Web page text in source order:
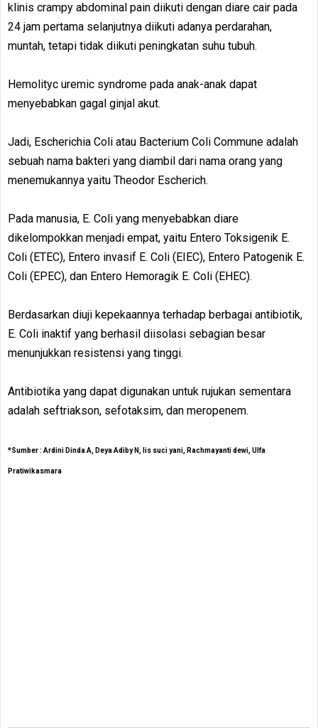
klinis crampy abdominal pain diikuti dengan diare cair pada
24 jam pertama selanjutnya diikuti adanya perdarahan,
muntah, tetapi tidak diikuti peningkatan suhu tubuh.
Hemolityc uremic syndrome pada anak-anak dapat
menyebabkan gagal ginjal akut.
Jadi, Escherichia Coli atau Bacterium Coli Commune adalah
sebuah nama bakteri yang diambil dari nama orang yang
menemukannya yaitu Theodor Escherich.
Pada manusia, E. Coli yang menyebabkan diare
dikelompokkan menjadi empat, yaitu Entero Toksigenik E.
Coli (ETEC), Entero invasif E. Coli (EIEC), Entero Patogenik E.
Coli (EPEC), dan Entero Hemoragik E. Coli (EHEC).
Berdasarkan diuji kepekaannya terhadap berbagai antibiotik,
E. Coli inaktif yang berhasil diisolasi sebagian besar
menunjukkan resistensi yang tinggi.
Antibiotika yang dapat digunakan untuk rujukan sementara
adalah seftriakson, sefotaksim, dan meropenem.
*Sumber : Ardini Dinda A, Deya Adiby N, Iis suci yani, Rachmayanti dewi, Ulfa
Pratiwikasmara